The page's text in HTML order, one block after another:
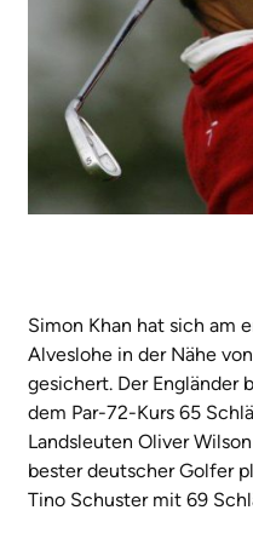
Simon Khan hat sich am
Alveslohe in der Nähe
gesichert. Der
dem Par-72-Kurs 65
Landsleuten Oliver
bester deutscher Golfer
Tino Schuster mit 69